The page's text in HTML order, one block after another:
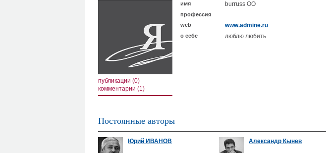
публикации (0)
комментарии (1)
имя burruss OO
профессия
web
www.admine.ru
о себе люблю любить
Постоянные авторы
Юрий ИВАНОВ Александр Кынев